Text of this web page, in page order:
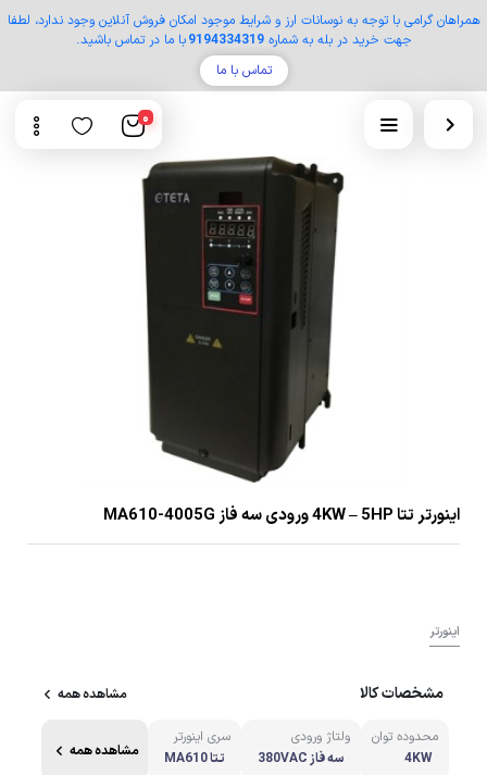
همراهان گرامی با توجه به نوسانات ارز و شرایط موجود امکان فروش آنلاین وجود ندارد، لطفا
جهت خرید در بله به شماره9194334319با ما در تماس باشید.
تماس با ما
0
اینورتر تتا 4KW – 5HP ورودی سه فاز MA610-4005G
اینورتر
مشخصات کالا مشاهده همه
محدوده توان
4KW
ولتاژ ورودی
سه فاز 380VAC
سری اینورتر
تتا MA610
مشاهده همه